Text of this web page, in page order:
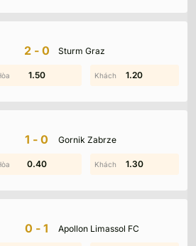
2-0 Sturm Graz
1.80 1.10
1.50 1.20
1-0 Gornik Zabrze
0.70 0.20
0.40 1.30
0-1 Apollon Limassol FC